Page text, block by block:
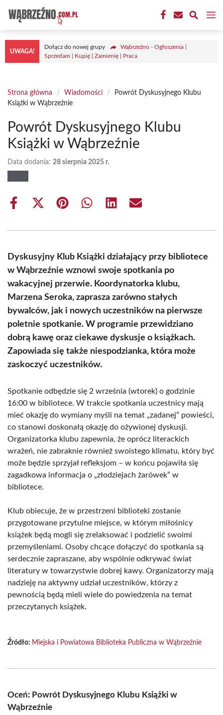
treści
UWAGA!
Dołącz do nowej grupy
Wąbrzeźno - Ogłoszenia |
Sprzedam | Kupię | Zamienię | Praca
Strona główna / Wiadomości /
Powrót Dyskusyjnego Klubu
Książki w Wąbrzeźnie
Powrót Dyskusyjnego Klubu
Książki w Wąbrzeźnie
Data dodania: 28 sierpnia 2025 r.
Share
Share
(Twitter)
Share Share Share Share
Dyskusyjny Klub Książki działający przy bibliotece
w Wąbrzeźnie wznowi swoje spotkania po
wakacyjnej przerwie. Koordynatorka klubu,
Marzena Seroka, zaprasza zarówno stałych
bywalców, jak i nowych uczestników na pierwsze
poletnie spotkanie. W programie przewidziano
dobrą kawę oraz ciekawe dyskusje o książkach.
Zapowiada się także niespodzianka, która może
zaskoczyć uczestników.
Spotkanie odbędzie się 2 września (wtorek) o godzinie
16:00 w bibliotece. W trakcie spotkania uczestnicy mają
mieć okazję do wymiany myśli na temat „zadanej” powieści,
co stanowi doskonałą okazję do ożywionej dyskusji.
Organizatorka klubu zapewnia, że oprócz literackich
wrażeń, nie zabraknie również swoistego klimatu, który być
może będzie sprzyjał refleksjom – w końcu pojawiła się
zagadkowa informacja o „złodziejach żarówek” w
bibliotece.
Klub obiecuje, że w przestrzeni biblioteki zostanie
przygotowane przytulne miejsce, w którym miłośnicy
książek będą mogli się zrelaksować i podzielić swoimi
przemyśleniami. Osoby chcące dołączyć do spotkania są
serdecznie zapraszane, aby wspólnie odkrywać świat
literatury w towarzystwie dobrej kawy. Organizatorzy mają
nadzieję na aktywny udział uczestników, którzy z
pewnością będą mieli wiele do powiedzenia na temat
przeczytanych książek.
Źródło: Miejska i Powiatowa Biblioteka Publiczna w Wąbrzeźnie
Oceń: Powrót Dyskusyjnego Klubu Książki w
Wąbrzeźnie